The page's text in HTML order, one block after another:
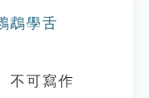
鵡學舌
不可寫作